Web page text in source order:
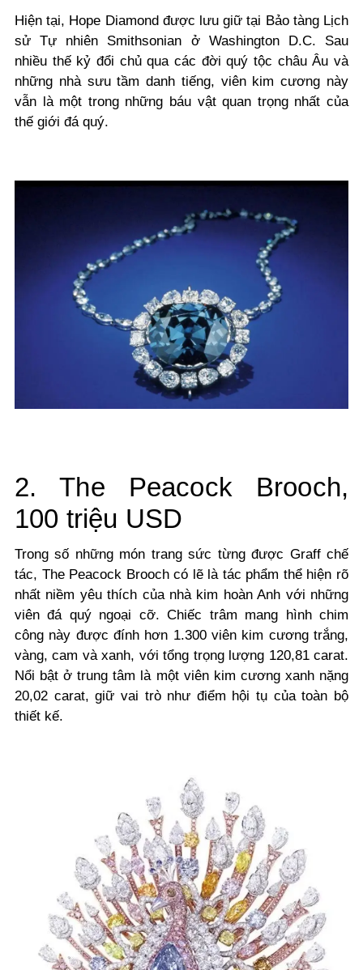
Hiện tại, Hope Diamond được lưu giữ tại Bảo tàng Lịch
sử Tự nhiên Smithsonian ở Washington D.C. Sau
nhiều thế kỷ đổi chủ qua các đời quý tộc châu Âu và
những nhà sưu tầm danh tiếng, viên kim cương này
vẫn là một trong những báu vật quan trọng nhất của
thế giới đá quý.
2. The Peacock Brooch,
100 triệu USD
Trong số những món trang sức từng được Graff chế
tác, The Peacock Brooch có lẽ là tác phẩm thể hiện rõ
nhất niềm yêu thích của nhà kim hoàn Anh với những
viên đá quý ngoại cỡ. Chiếc trâm mang hình chim
công này được đính hơn 1.300 viên kim cương trắng,
vàng, cam và xanh, với tổng trọng lượng 120,81 carat.
Nổi bật ở trung tâm là một viên kim cương xanh nặng
20,02 carat, giữ vai trò như điểm hội tụ của toàn bộ
thiết kế.